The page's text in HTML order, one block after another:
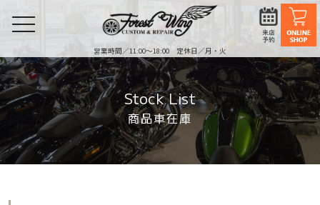
営業時間／11:00〜18:00 定休日／月・火
toggle
navigation
Stock List
商品車在庫